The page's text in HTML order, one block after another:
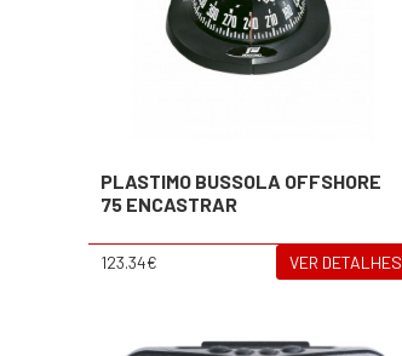
PLASTIMO BUSSOLA OFFSHORE
75 ENCASTRAR
123.34€ VER DETALHES